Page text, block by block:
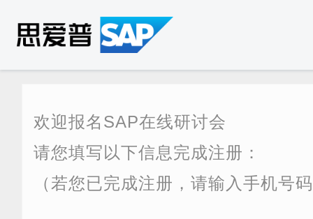
欢迎报名SAP在线研讨会
请您填写以下信息完成注册：
（若您已完成注册，请输入手机号